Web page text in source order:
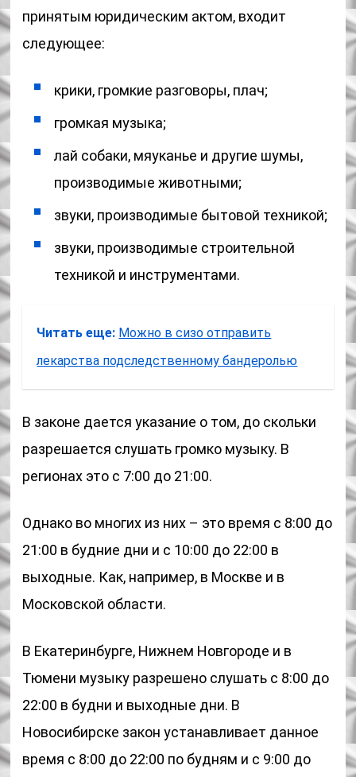
принятым юридическим актом, входит
следующее:
крики, громкие разговоры, плач;
громкая музыка;
лай собаки, мяуканье и другие шумы,
производимые животными;
звуки, производимые бытовой техникой;
звуки, производимые строительной
техникой и инструментами.
Читать еще: Можно в сизо отправить
лекарства подследственному бандеролью
В законе дается указание о том, до скольки
разрешается слушать громко музыку. В
регионах это с 7:00 до 21:00.
Однако во многих из них – это время с 8:00 до
21:00 в будние дни и с 10:00 до 22:00 в
выходные. Как, например, в Москве и в
Московской области.
В Екатеринбурге, Нижнем Новгороде и в
Тюмени музыку разрешено слушать с 8:00 до
22:00 в будни и выходные дни. В
Новосибирске закон устанавливает данное
время с 8:00 до 22:00 по будням и с 9:00 до